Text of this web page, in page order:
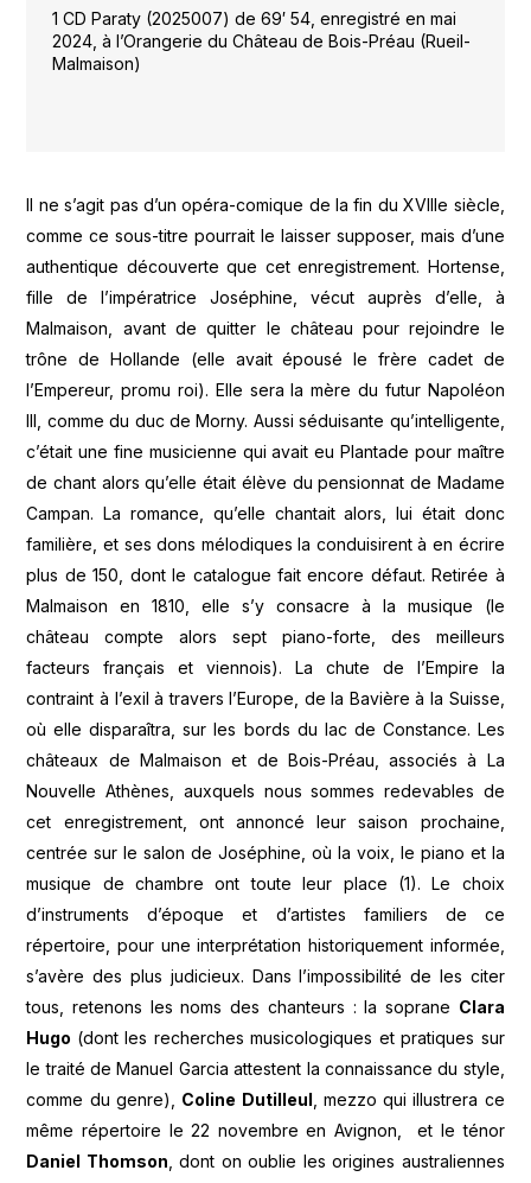
1 CD Paraty (2025007) de 69′ 54, enregistré en mai
2024, à l’Orangerie du Château de Bois-Préau (Rueil-
Malmaison)
Il ne s’agit pas d’un opéra-comique de la fin du XVIIIe siècle,
comme ce sous-titre pourrait le laisser supposer, mais d’une
authentique découverte que cet enregistrement. Hortense,
fille de l’impératrice Joséphine, vécut auprès d’elle, à
Malmaison, avant de quitter le château pour rejoindre le
trône de Hollande (elle avait épousé le frère cadet de
l’Empereur, promu roi). Elle sera la mère du futur Napoléon
III, comme du duc de Morny. Aussi séduisante qu’intelligente,
c’était une fine musicienne qui avait eu Plantade pour maître
de chant alors qu’elle était élève du pensionnat de Madame
Campan. La romance, qu’elle chantait alors, lui était donc
familière, et ses dons mélodiques la conduisirent à en écrire
plus de 150, dont le catalogue fait encore défaut. Retirée à
Malmaison en 1810, elle s’y consacre à la musique (le
château compte alors sept piano-forte, des meilleurs
facteurs français et viennois). La chute de l’Empire la
contraint à l’exil à travers l’Europe, de la Bavière à la Suisse,
où elle disparaîtra, sur les bords du lac de Constance. Les
châteaux de Malmaison et de Bois-Préau, associés à La
Nouvelle Athènes, auxquels nous sommes redevables de
cet enregistrement, ont annoncé leur saison prochaine,
centrée sur le salon de Joséphine, où la voix, le piano et la
musique de chambre ont toute leur place (1). Le choix
d’instruments d’époque et d’artistes familiers de ce
répertoire, pour une interprétation historiquement informée,
s’avère des plus judicieux. Dans l’impossibilité de les citer
tous, retenons les noms des chanteurs : la soprane Clara
Hugo (dont les recherches musicologiques et pratiques sur
le traité de Manuel Garcia attestent la connaissance du style,
comme du genre), Coline Dutilleul , mezzo qui illustrera ce
même répertoire le 22 novembre en Avignon, et le ténor
Daniel Thomson , dont on oublie les origines australiennes